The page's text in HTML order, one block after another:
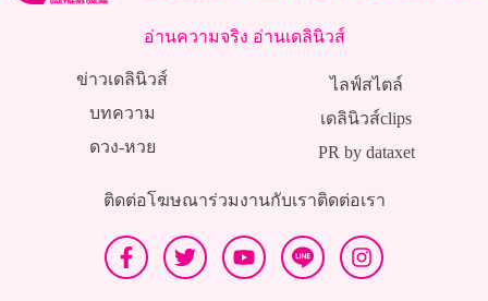
อ่านความจริง อ่านเดลินิวส์
ข่าวเดลินิวส์
บทความ
ดวง-หวย
ไลฟ์สไตล์
เดลินิวส์clips
PR by dataxet
ติดต่อโฆษณาร่วมงานกับเราติดต่อเรา